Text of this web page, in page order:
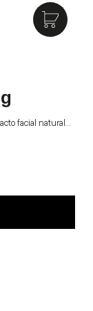
facial natural…